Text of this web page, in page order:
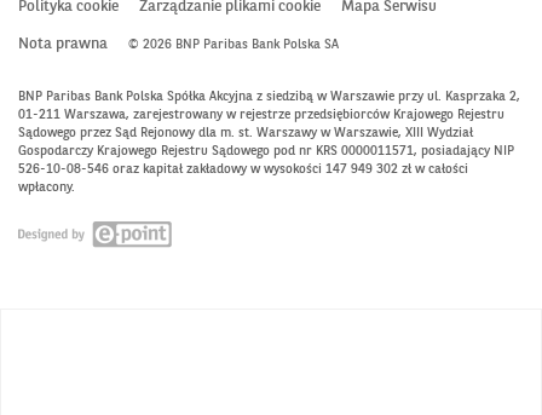
Polityka cookie Zarządzanie plikami cookie Mapa Serwisu
Nota prawna © 2026 BNP Paribas Bank Polska SA
BNP Paribas Bank Polska Spółka Akcyjna z siedzibą w Warszawie przy ul. Kasprzaka 2,
01-211 Warszawa, zarejestrowany w rejestrze przedsiębiorców Krajowego Rejestru
Sądowego przez Sąd Rejonowy dla m. st. Warszawy w Warszawie, XIII Wydział
Gospodarczy Krajowego Rejestru Sądowego pod nr KRS 0000011571, posiadający NIP
526-10-08-546 oraz kapitał zakładowy w wysokości 147 949 302 zł w całości
wpłacony.
się